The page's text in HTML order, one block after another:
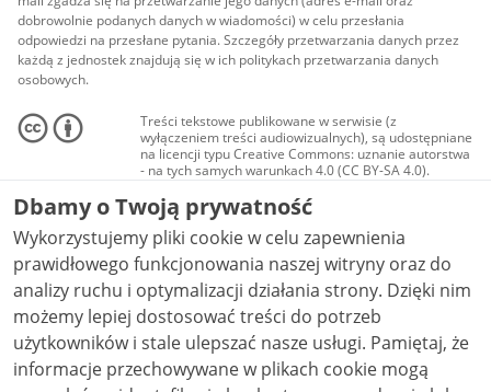
dobrowolnie podanych danych w wiadomości) w celu przesłania
odpowiedzi na przesłane pytania. Szczegóły przetwarzania danych przez
każdą z jednostek znajdują się w ich politykach przetwarzania danych
osobowych.
Treści tekstowe publikowane w serwisie (z
wyłączeniem treści audiowizualnych), są udostępniane
na licencji typu Creative Commons: uznanie autorstwa
- na tych samych warunkach 4.0 (CC BY-SA 4.0).
Materiały audiowizualne, w tym zdjęcia, materiały
audio i wideo, są udostępniane na licencji typu
Creative Commons: uznanie autorstwa użycie
niekomercyjne - bez utworów zależnych 4.0 (CC BY-
NC-ND 4.0), o ile nie jest to stwierdzone inaczej.
Dbamy o Twoją prywatność
Wykorzystujemy pliki cookie w celu zapewnienia
prawidłowego funkcjonowania naszej witryny oraz do
analizy ruchu i optymalizacji działania strony. Dzięki nim
możemy lepiej dostosować treści do potrzeb
użytkowników i stale ulepszać nasze usługi. Pamiętaj, że
informacje przechowywane w plikach cookie mogą